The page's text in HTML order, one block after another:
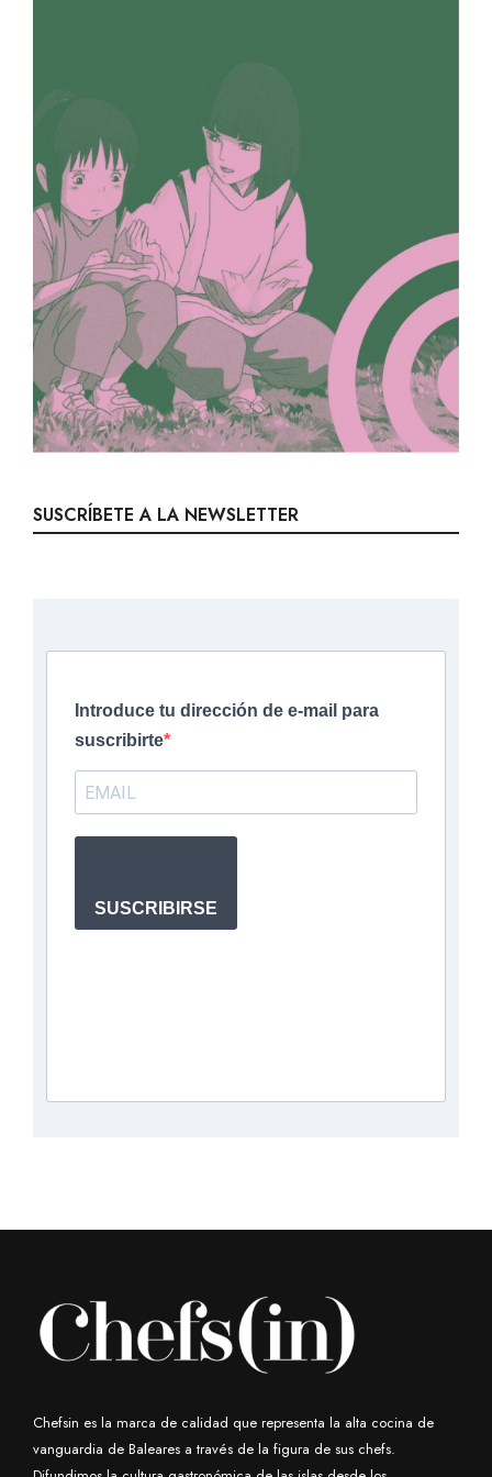
SUSCRÍBETE A LA NEWSLETTER
Introduce tu dirección de e-mail para
suscribirte
SUSCRIBIRSE
Chefsin es la marca de calidad que representa la alta cocina de
vanguardia de Baleares a través de la figura de sus chefs.